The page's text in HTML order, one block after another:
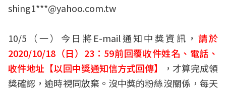
shing1***@yahoo.com.tw
10/5（一）今日將E-mail通知中獎資訊， 請於
2020/10/18（日）23：59前回覆收件姓名、電話、
收件地址【以回中獎通知信方式回傳】
，才算完成領
獎確認，逾時視同放棄。沒中獎的粉絲沒關係，每天